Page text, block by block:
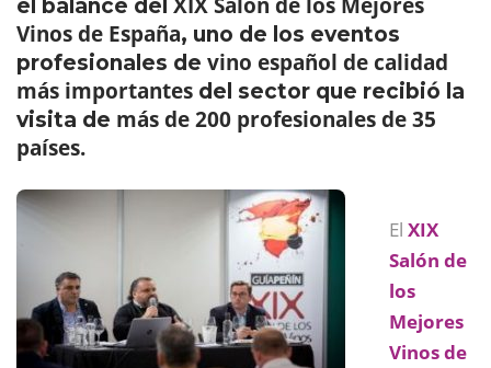
el balance del
Vinos de España, uno de los eventos
profesionales de vino español de calidad
más importantes del sector que recibió la
visita de más de 200 profesionales de 35
países.
El XIX
Salón de
los
Mejores
Vinos de